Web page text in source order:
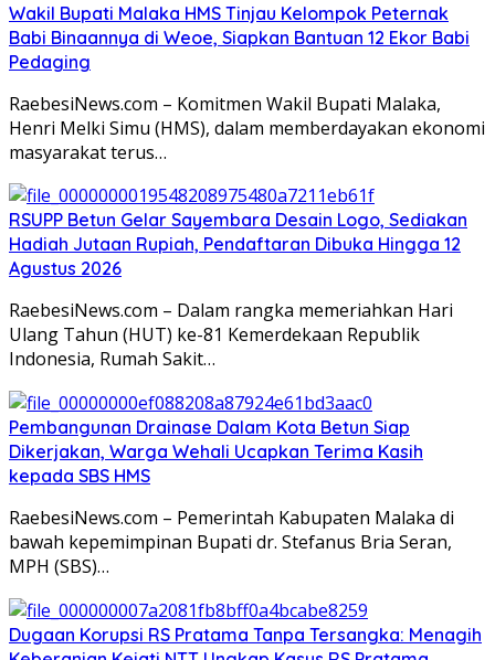
Wakil Bupati Malaka HMS Tinjau Kelompok Peternak
Babi Binaannya di Weoe, Siapkan Bantuan 12 Ekor Babi
Pedaging
RaebesiNews.com – Komitmen Wakil Bupati Malaka,
Henri Melki Simu (HMS), dalam memberdayakan ekonomi
masyarakat terus…
RSUPP Betun Gelar Sayembara Desain Logo, Sediakan
Hadiah Jutaan Rupiah, Pendaftaran Dibuka Hingga 12
Agustus 2026
RaebesiNews.com – Dalam rangka memeriahkan Hari
Ulang Tahun (HUT) ke-81 Kemerdekaan Republik
Indonesia, Rumah Sakit…
Pembangunan Drainase Dalam Kota Betun Siap
Dikerjakan, Warga Wehali Ucapkan Terima Kasih
kepada SBS HMS
RaebesiNews.com – Pemerintah Kabupaten Malaka di
bawah kepemimpinan Bupati dr. Stefanus Bria Seran,
MPH (SBS)…
Dugaan Korupsi RS Pratama Tanpa Tersangka: Menagih